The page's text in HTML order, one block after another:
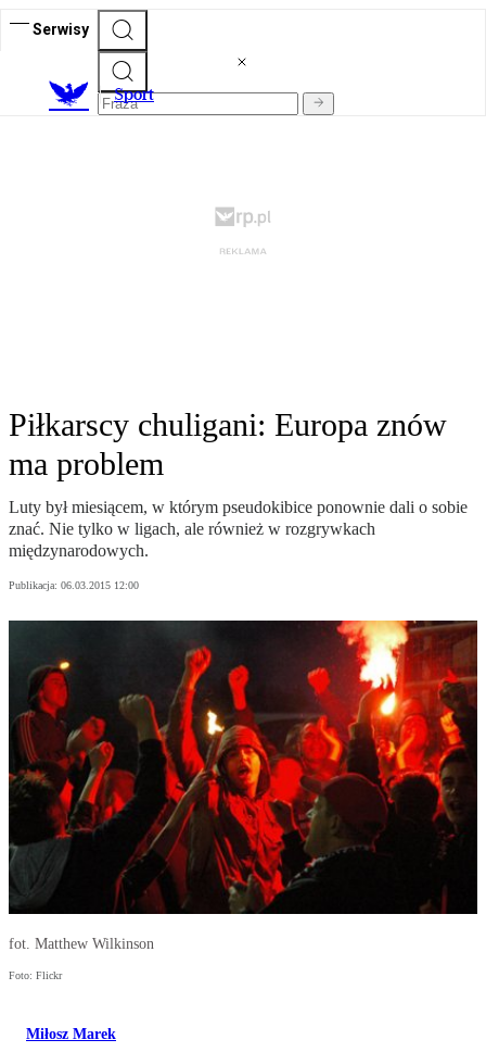
Serwisy
Sport
Piłkarscy chuligani: Europa znów
ma problem
Luty był miesiącem, w którym pseudokibice ponownie dali o sobie
znać. Nie tylko w ligach, ale również w rozgrywkach
międzynarodowych.
Publikacja: 06.03.2015 12:00
fot. Matthew Wilkinson
Foto: Flickr
Miłosz Marek